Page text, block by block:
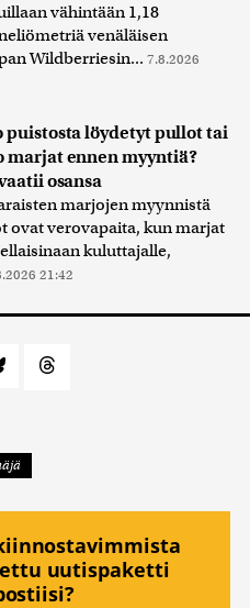
vähintään 1,18
venäläisen
Wildberriesin... 7.8.2026
puistosta löydetyt pullot tai
marjat ennen myyntiä?
osansa
marjojen myynnistä
ovat verovapaita, kun marjat
kuluttajalle,
21:42
uutispaketti